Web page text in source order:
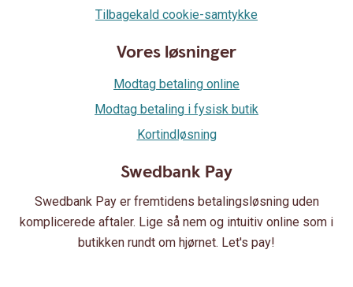
Swedbank Pay
Swedbank Pay er fremtidens betalingsløsning uden
komplicerede aftaler. Lige så nem og intuitiv online som i
butikken rundt om hjørnet. Let's pay!
Tilbagekald cookie-samtykke
Vores løsninger
Modtag betaling online
Modtag betaling i fysisk butik
Kortindløsning